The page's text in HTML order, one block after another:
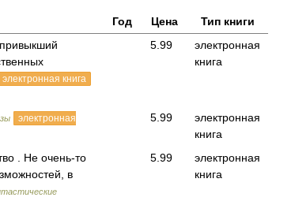
Год Цена
Тип книги
электронная книга
5.99
электронная
книга
электронная
5.99
электронная
книга
. Не очень-то
в
5.99
электронная
книга